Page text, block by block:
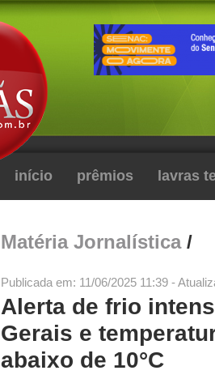
início prêmios lavras
Matéria Jornalística/
Publicada em: 11/06/2025 11:39 -
Alerta de frio
Gerais e
abaixo de 10°C